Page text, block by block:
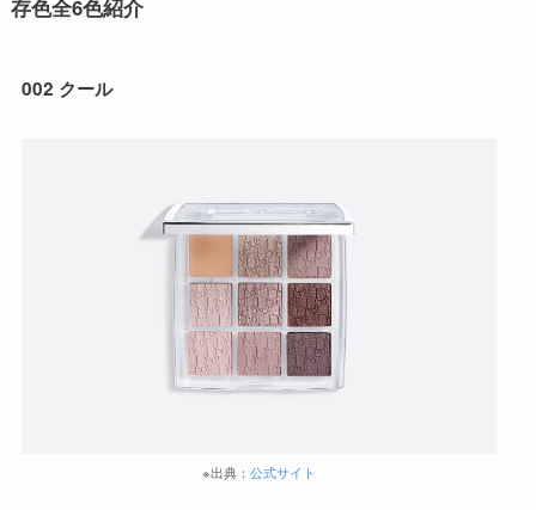
存色全6色紹介
002 クール
※出典：公式サイト